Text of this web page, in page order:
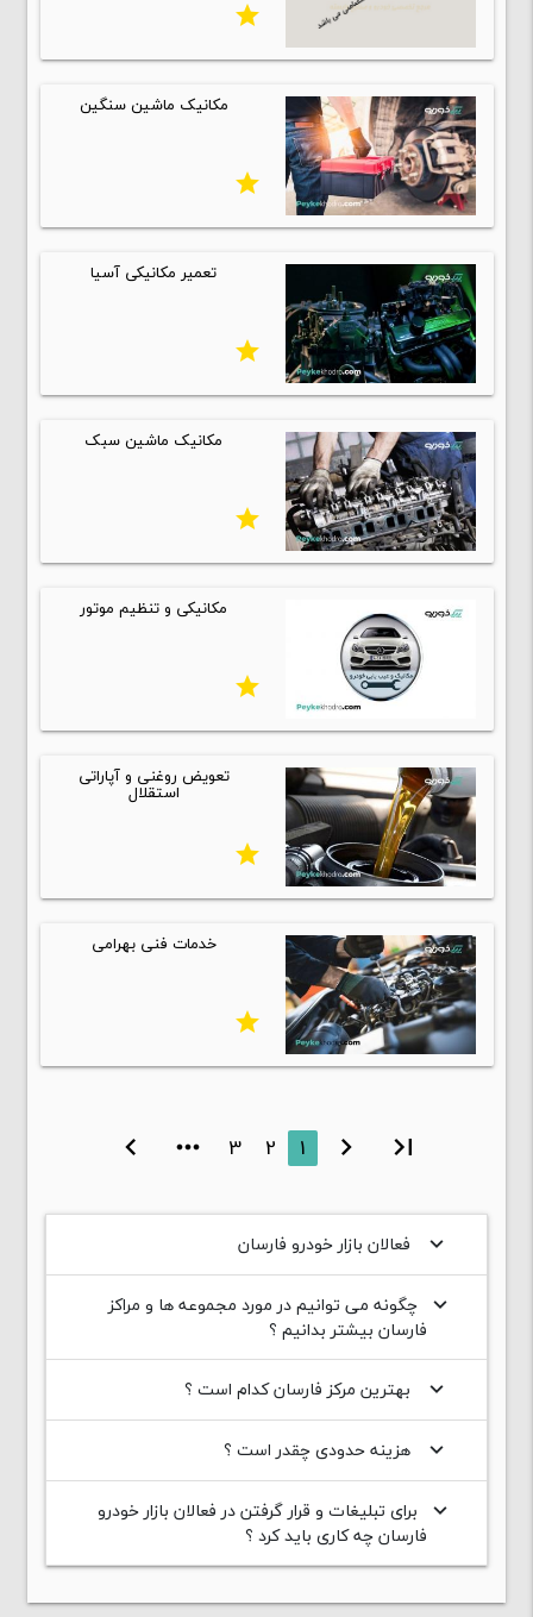
star
مکانیک ماشین سنگین
star
تعمیر مکانیکی آسیا
star
مکانیک ماشین سبک
star
مکانیکی و تنظیم موتور
star
تعویض روغنی و آپاراتی
استقلال
star
خدمات فنی بهرامی
star
first_page
chevron_left
1
2
3
more_horiz
chevron_right
keyboard_arrow_down فعالان بازار خودرو فارسان
keyboard_arrow_down چگونه می توانیم در مورد مجموعه ها و مراکز
فارسان بیشتر بدانیم ؟
keyboard_arrow_down بهترین مرکز فارسان کدام است ؟
keyboard_arrow_down هزینه حدودی چقدر است ؟
keyboard_arrow_down
برای تبلیغات و قرار گرفتن در فعالان بازار خودرو
فارسان چه کاری باید کرد ؟